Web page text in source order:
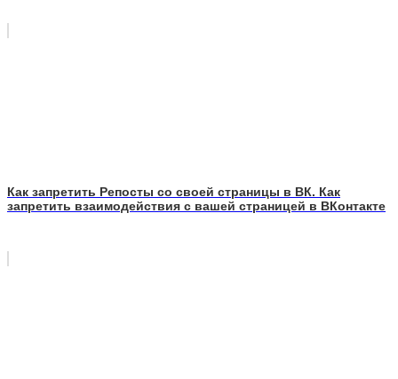
Как запретить Репосты со своей страницы в ВК. Как
запретить взаимодействия с вашей страницей в ВКонтакте